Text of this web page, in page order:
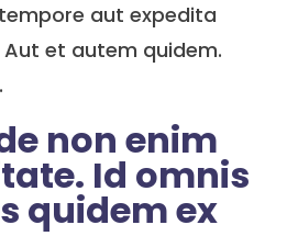
aut expedita
et autem quidem.
non enim
Id omnis
quidem ex